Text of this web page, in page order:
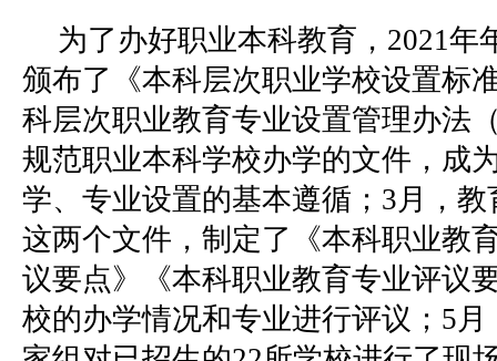
为了办好职业本科教育，2021年
颁布了《本科层次职业学校设置标
科层次职业教育专业设置管理办法
规范职业本科学校办学的文件，成
学、专业设置的基本遵循；3月，
这两个文件，制定了《本科职业教
议要点》《本科职业教育专业评议
校的办学情况和专业进行评议；5